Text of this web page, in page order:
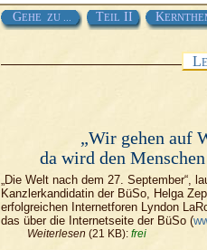
GEHE ZU ... TEIL II K
L
„Wir gehen auf
da wird den
„Die Welt nach dem 27. September“,
Kanzlerkandidatin der BüSo, Helga
erfolgreichen Internetforen Lyndon
das über die Internetseite der BüSo (
Weiterlesen (21 KB): frei